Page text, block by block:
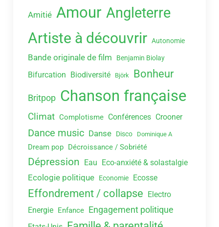
Amitié Amour Angleterre
Artiste à découvrir Autonomie
Bande originale de film Benjamin Biolay
Bifurcation Biodiversité Björk Bonheur
Britpop Chanson française
Climat Complotisme Conférences Crooner
Dance music Danse Disco Dominique A
Dream pop Décroissance / Sobriété
Dépression Eau Eco-anxiété & solastalgie
Ecologie politique Economie Ecosse
Effondrement / collapse
Electro
Energie Enfance Engagement politique